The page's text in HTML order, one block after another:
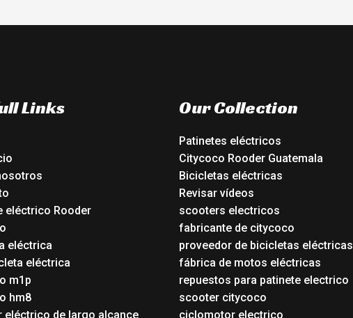
Links
eléctrico Rooder
eléctrica
eléctrica
m1p
hm8
eléctrico de largo alcance
Our Collection
Patinetes eléctricos
Citycoco Rooder Guatemala
Bicicletas eléctricas
Revisar vídeos
scooters electricos
fabricante de citycoco
proveedor de bicicletas eléctricas
fábrica de motos eléctricas
repuestos para patinete electrico
scooter citycoco
ciclomotor electrico